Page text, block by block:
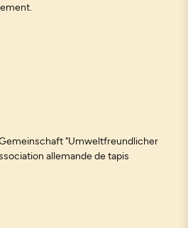
"Umweltfreundlicher
allemande de tapis